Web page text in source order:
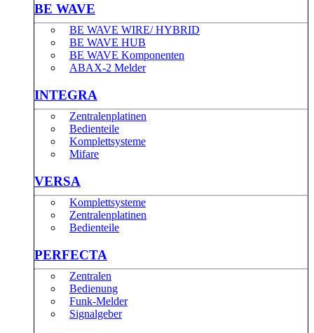
BE WAVE
BE WAVE WIRE/ HYBRID
BE WAVE HUB
BE WAVE Komponenten
ABAX-2 Melder
INTEGRA
Zentralenplatinen
Bedienteile
Komplettsysteme
Mifare
VERSA
Komplettsysteme
Zentralenplatinen
Bedienteile
PERFECTA
Zentralen
Bedienung
Funk-Melder
Signalgeber